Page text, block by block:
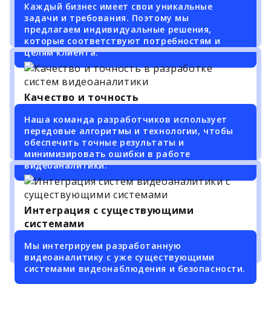
Каждый бизнес имеет свои уникальные
задачи и требования. Поэтому мы
предлагаем индивидуальные решения,
которые соответствуют потребностям и
целям клиента.
Качество и точность
Наша команда разработчиков использует
передовые алгоритмы и технологии, чтобы
обеспечить точные результаты и
минимизировать ошибки в работе
видеоаналитики.
Интеграция с существующими
системами
Мы интегрируем разработанную
видеоаналитику с уже существующими
системами видеонаблюдения и безопасности.